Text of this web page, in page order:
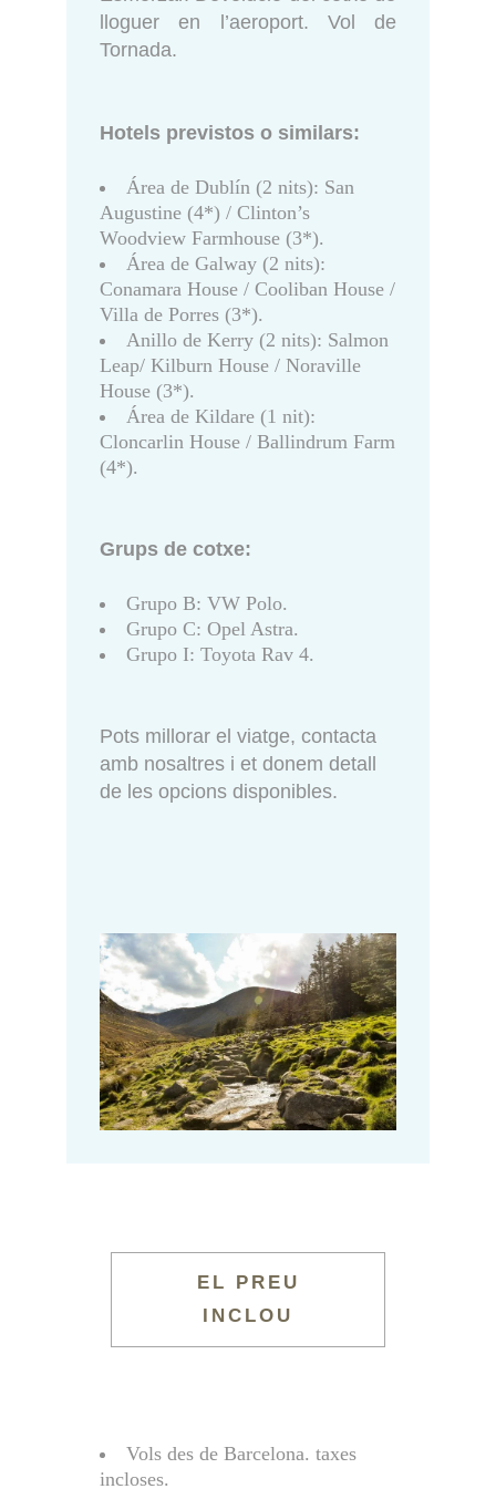
lloguer en l’aeroport. Vol de
Tornada.
Hotels previstos o similars:
Área de Dublín (2 nits): San
Augustine (4*) / Clinton’s
Woodview Farmhouse (3*).
Área de Galway (2 nits):
Conamara House / Cooliban House /
Villa de Porres (3*).
Anillo de Kerry (2 nits): Salmon
Leap/ Kilburn House / Noraville
House (3*).
Área de Kildare (1 nit):
Cloncarlin House / Ballindrum Farm
(4*).
Grups de cotxe:
Grupo B: VW Polo.
Grupo C: Opel Astra.
Grupo I: Toyota Rav 4.
Pots millorar el viatge, contacta
amb nosaltres i et donem detall
de les opcions disponibles.
EL PREU
INCLOU
Vols des de Barcelona. taxes
incloses.